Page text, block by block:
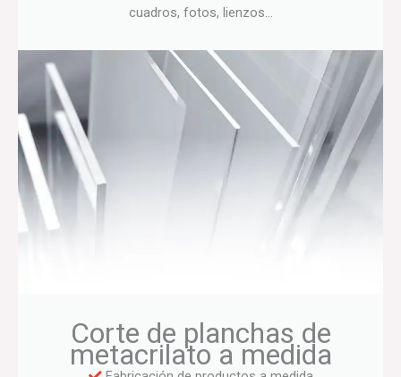
cuadros, fotos, lienzos…
Corte de planchas de
metacrilato a medida